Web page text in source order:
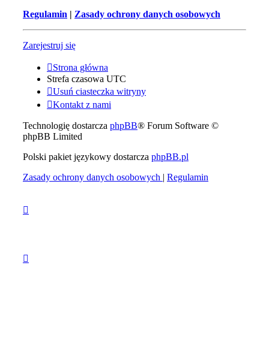
Regulamin | Zasady ochrony danych osobowych
Zarejestruj się
Strona główna
Strefa czasowa UTC
Usuń ciasteczka witryny
Kontakt z nami
Technologię dostarcza phpBB® Forum Software ©
phpBB Limited
Polski pakiet językowy dostarcza phpBB.pl
Zasady ochrony danych osobowych | Regulamin